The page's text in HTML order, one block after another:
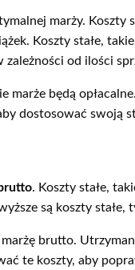
marży. Koszty
Koszty stałe,
od ilości
marże będą
dostosować swoją
. Koszty stałe,
są koszty
brutto.
te koszty, aby